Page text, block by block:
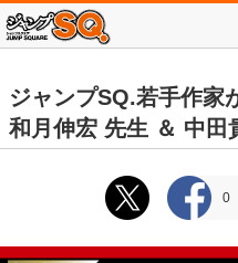
ジャンプSQ.若手作家
和月伸宏 先生 ＆ 中田
0